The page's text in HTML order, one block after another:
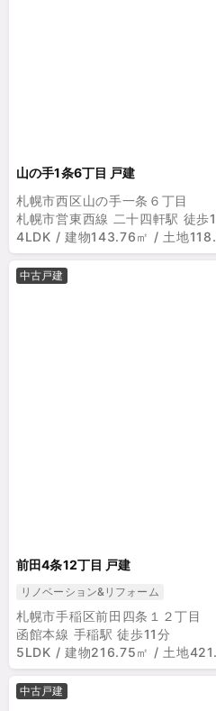
山の手1条6丁目 戸建
札幌市西区山の手一条６丁目
札幌市営東西線 二十四軒駅 徒歩
4LDK / 建物143.76㎡ / 土地
中古戸建
前田4条12丁目 戸建
リノベーション&リフォーム
札幌市手稲区前田四条１２丁目
函館本線 手稲駅 徒歩11分
5LDK / 建物216.75㎡ / 土地
中古戸建